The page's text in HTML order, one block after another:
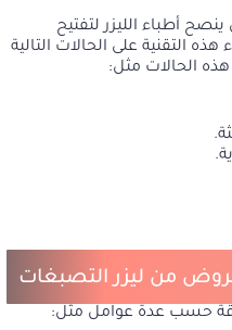
أطباء الليزر لتفتيح
التقنية على الحالات التالية
الحالات مثل:
من ليزر التصبغات
حسب عدة عوامل مثل: